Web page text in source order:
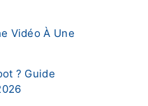
Vidéo À Une
? Guide